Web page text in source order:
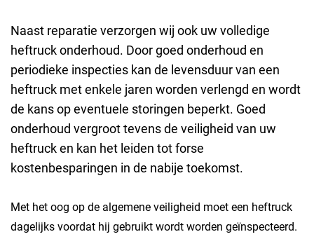
Naast reparatie verzorgen wij ook uw volledige
heftruck onderhoud. Door goed onderhoud en
periodieke inspecties kan de levensduur van een
heftruck met enkele jaren worden verlengd en wordt
de kans op eventuele storingen beperkt. Goed
onderhoud vergroot tevens de veiligheid van uw
heftruck en kan het leiden tot forse
kostenbesparingen in de nabije toekomst.
Met het oog op de algemene veiligheid moet een heftruck
dagelijks voordat hij gebruikt wordt worden geïnspecteerd.